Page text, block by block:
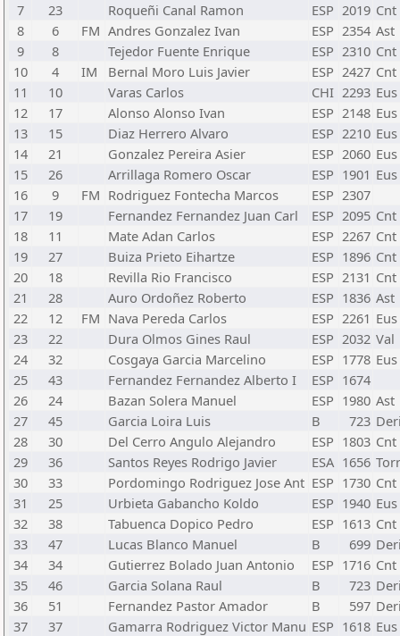
7
23 Roqueñi Canal Ramon ESP 2019 Cnt
8
6 FM Andres Gonzalez Ivan ESP 2354 Ast
9
8 Tejedor Fuente Enrique ESP 2310 Cnt
10
4 IM Bernal Moro Luis Javier ESP 2427 Cnt
11
10 Varas Carlos CHI 2293 Eus
12
17 Alonso Alonso Ivan ESP 2148 Eus
13
15 Diaz Herrero Alvaro ESP 2210 Eus
14
21 Gonzalez Pereira Asier ESP 2060 Eus
15
26 Arrillaga Romero Oscar ESP 1901 Eus
16
9 FM Rodriguez Fontecha Marcos ESP 2307
17
19 Fernandez Fernandez Juan Carl ESP 2095 Cnt
18
11 Mate Adan Carlos ESP 2267 Cnt
19
27 Buiza Prieto Eihartze ESP 1896 Cnt
20
18 Revilla Rio Francisco ESP 2131 Cnt
21
28 Auro Ordoñez Roberto ESP 1836 Ast
22
12 FM Nava Pereda Carlos ESP 2261 Eus
23
22 Dura Olmos Gines Raul ESP 2032 Val
24
32 Cosgaya Garcia Marcelino ESP 1778 Eus
25
43 Fernandez Fernandez Alberto I ESP 1674
26
24 Bazan Solera Manuel ESP 1980 Ast
27
45 Garcia Loira Luis B 723
28
30 Del Cerro Angulo Alejandro ESP 1803 Cnt
29
36 Santos Reyes Rodrigo Javier ESA 1656
30
33 Pordomingo Rodriguez Jose Ant ESP 1730 Cnt
31
25 Urbieta Gabancho Koldo ESP 1940 Eus
32
38 Tabuenca Dopico Pedro ESP 1613 Cnt
33
47 Lucas Blanco Manuel B 699
34
34 Gutierrez Bolado Juan Antonio ESP 1716 Cnt
35
46 Garcia Solana Raul B 723
36
51 Fernandez Pastor Amador B 597
37
37 Gamarra Rodriguez Victor Manu ESP 1618 Eus